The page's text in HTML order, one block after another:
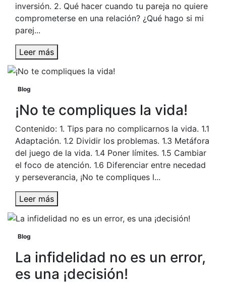
inversión. 2. Qué hacer cuando tu pareja no quiere
comprometerse en una relación? ¿Qué hago si mi
parej...
Leer más
Blog
¡No te compliques la vida!
Contenido: 1. Tips para no complicarnos la vida. 1.1
Adaptación. 1.2 Dividir los problemas. 1.3 Metáfora
del juego de la vida. 1.4 Poner límites. 1.5 Cambiar
el foco de atención. 1.6 Diferenciar entre necedad
y perseverancia, ¡No te compliques l...
Leer más
Blog
La infidelidad no es un error,
es una ¡decisión!